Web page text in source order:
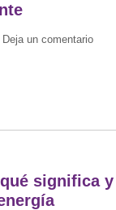
Deja un comentario
significa y